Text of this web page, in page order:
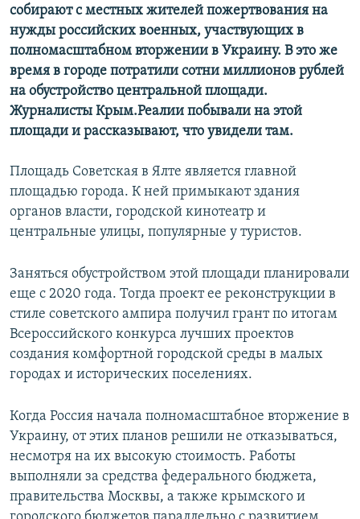
собирают с местных жителей пожертвования на
нужды российских военных, участвующих в
полномасштабном вторжении в Украину. В это же
время в городе потратили сотни миллионов рублей
на обустройство центральной площади.
Журналисты Крым.Реалии побывали на этой
площади и рассказывают, что увидели там.
Площадь Советская в Ялте является главной
площадью города. К ней примыкают здания
органов власти, городской кинотеатр и
центральные улицы, популярные у туристов.
Заняться обустройством этой площади планировали
еще с 2020 года. Тогда проект ее реконструкции в
стиле советского ампира получил грант по итогам
Всероссийского конкурса лучших проектов
создания комфортной городской среды в малых
городах и исторических поселениях.
Когда Россия начала полномасштабное вторжение в
Украину, от этих планов решили не отказываться,
несмотря на их высокую стоимость. Работы
выполняли за средства федерального бюджета,
правительства Москвы, а также крымского и